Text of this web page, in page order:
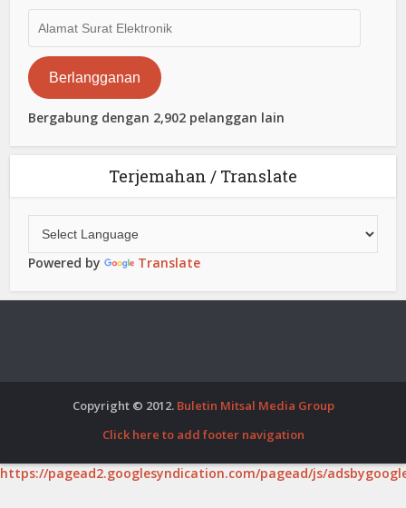
Surat
Elektronik
Berlangganan
Bergabung dengan 2,902 pelanggan lain
Terjemahan / Translate
Powered by Translate
Copyright © 2012. Buletin Mitsal Media Group
Click here to add footer navigation
https://pagead2.googlesyndication.com/pagead/js/